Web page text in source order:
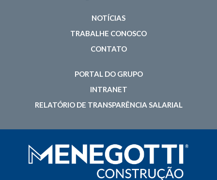
NOTÍCIAS
TRABALHE CONOSCO
CONTATO
PORTAL DO GRUPO
INTRANET
RELATÓRIO DE TRANSPARÊNCIA SALARIAL